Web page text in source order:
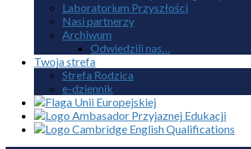
Laboratorium Przyszłości
Nasi partnerzy
Archiwum
Odwiedzili nas…
Twoja strefa
Strefa Rodzica
e-dziennik